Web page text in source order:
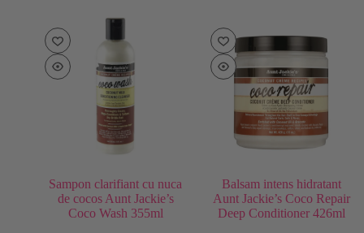
Sampon clarifiant cu nuca
de cocos Aunt Jackie’s
Coco Wash 355ml
Balsam intens hidratant
Aunt Jackie’s Coco Repair
Deep Conditioner 426ml